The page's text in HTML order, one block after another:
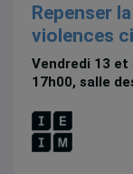
Repenser
violences
Vendredi 13 et
17h00, salle